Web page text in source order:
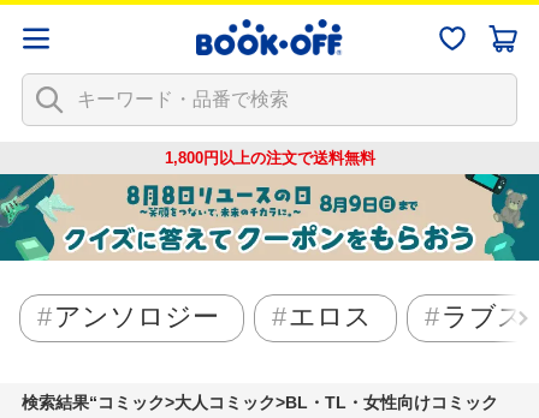
1,800円以上の注文で送料無料
アンソロジー エロス ラブス
検索結果 コミック>大人コミック>BL・TL・女性向けコミック